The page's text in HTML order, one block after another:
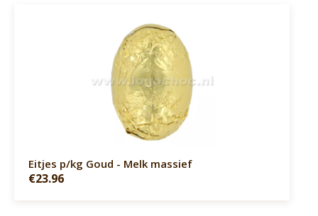
Eitjes p/kg Goud - Melk massief
€23.96